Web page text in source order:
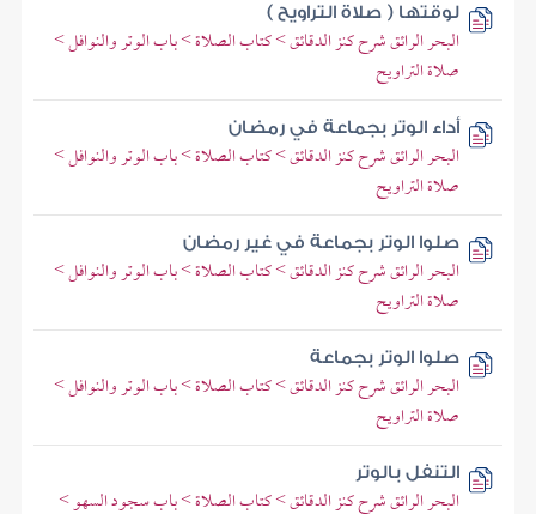
لوقتها ( صلاة التراويح )
البحر الرائق شرح كنز الدقائق > كتاب الصلاة > باب الوتر والنوافل >
صلاة التراويح
أداء الوتر بجماعة في رمضان
البحر الرائق شرح كنز الدقائق > كتاب الصلاة > باب الوتر والنوافل >
صلاة التراويح
صلوا الوتر بجماعة في غير رمضان
البحر الرائق شرح كنز الدقائق > كتاب الصلاة > باب الوتر والنوافل >
صلاة التراويح
صلوا الوتر بجماعة
البحر الرائق شرح كنز الدقائق > كتاب الصلاة > باب الوتر والنوافل >
صلاة التراويح
التنفل بالوتر
البحر الرائق شرح كنز الدقائق > كتاب الصلاة > باب سجود السهو >